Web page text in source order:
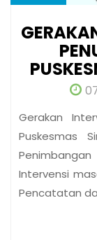
Gerakan
Puskesmas
Intervensi
Pencatatan